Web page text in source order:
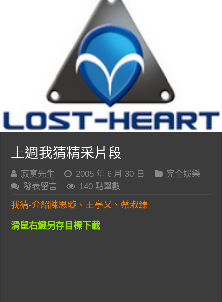
上週我猜精采片段
寂寞先生 2005 年 6 月 30 日
完全娛樂
發表留言
140 點擊數
我猜-介紹陳思璇、王亭又、蔡淑臻
滑鼠右鍵另存目標下載